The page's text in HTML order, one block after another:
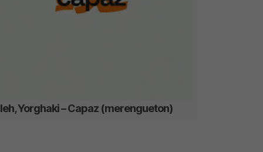
Yorghaki – Capaz (merengueton)